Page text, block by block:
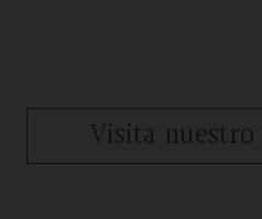
Visita nuestro